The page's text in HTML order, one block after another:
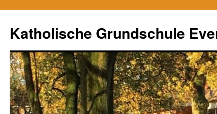
springen
Katholische Grundschule